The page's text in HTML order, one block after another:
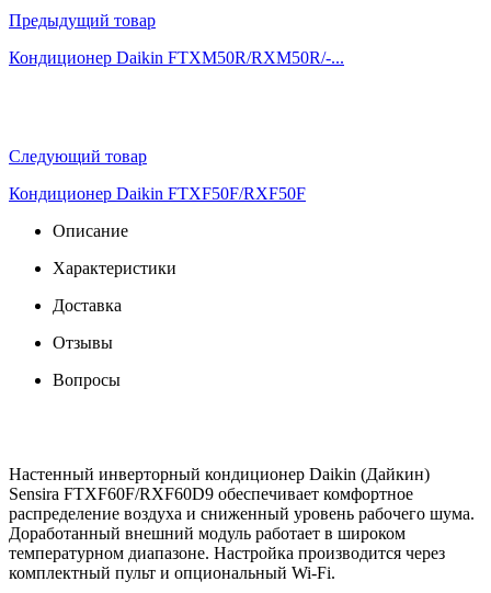
Предыдущий товар
Кондиционер Daikin FTXM50R/RXM50R/-...
Следующий товар
Кондиционер Daikin FTXF50F/RXF50F
Описание
Характеристики
Доставка
Отзывы
Вопросы
Настенный инверторный кондиционер Daikin (Дайкин)
Sensira FTXF60F/RXF60D9 обеспечивает комфортное
распределение воздуха и сниженный уровень рабочего шума.
Доработанный внешний модуль работает в широком
температурном диапазоне. Настройка производится через
комплектный пульт и опциональный Wi-Fi.